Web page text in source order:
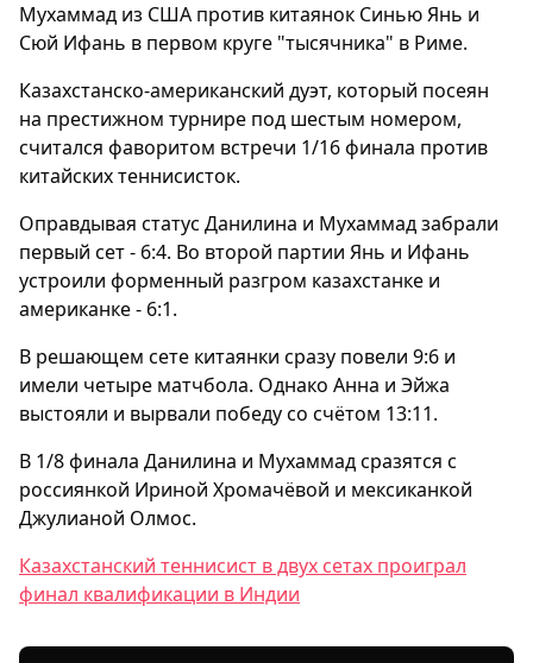
Мухаммад из США против китаянок Синью Янь и
Сюй Ифань в первом круге "тысячника" в Риме.
Казахстанско-американский дуэт, который посеян
на престижном турнире под шестым номером,
считался фаворитом встречи 1/16 финала против
китайских теннисисток.
Оправдывая статус Данилина и Мухаммад забрали
первый сет - 6:4. Во второй партии Янь и Ифань
устроили форменный разгром казахстанке и
американке - 6:1.
В решающем сете китаянки сразу повели 9:6 и
имели четыре матчбола. Однако Анна и Эйжа
выстояли и вырвали победу со счётом 13:11.
В 1/8 финала Данилина и Мухаммад сразятся с
россиянкой Ириной Хромачёвой и мексиканкой
Джулианой Олмос.
Казахстанский теннисист в двух сетах проиграл
финал квалификации в Индии